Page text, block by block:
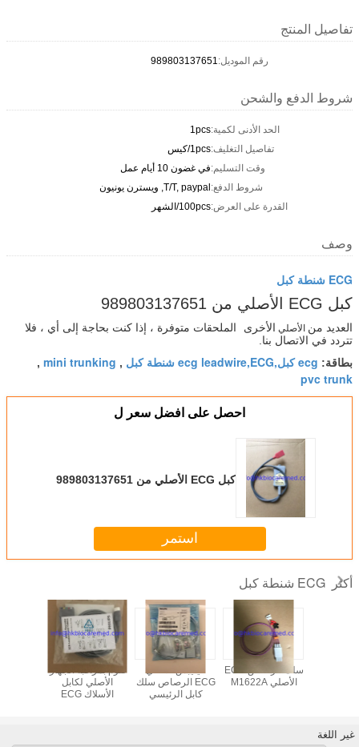
تفاصيل المنتج
رقم الموديل:989803137651
شروط الدفع والشحن
الحد الأدنى لكمية:1pcs
تفاصيل التغليف:1pcs/كيس
وقت التسليم:في غضون 10 أيام عمل
شروط الدفع:T/T, paypal, ويسترن يونيون
القدرة على العرض:100pcs/الشهر
وصف
ECG شنطة كبل
كبل ECG الأصلي من 989803137651
العديد من الأصلي الأخرى
الملحقات متوفرة ، إذا كنت بحاجة إلى أي ، فلا
تتردد في الاتصال بنا.
بطاقة: ecg كبل,ecg leadwire,ECG شنطة كبل ,
mini trunking
,
pvc trunk
احصل على افضل سعر ل
كبل ECG الأصلي من 989803137651
استمر
أكثر ECG شنطة كبل
تقوم بمراقبة الجهاز
الأصلي لكابل
الأسلاك ECG
ECG الرصاص سلك
كابل الرئيسي
سلك الرصاص ECG
الأصلي M1622A
غير اللغة